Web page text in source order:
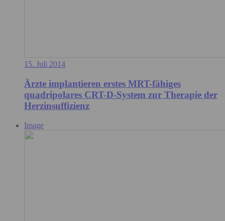
15. Juli 2014
Ärzte implantieren erstes MRT-fähiges
quadripolares CRT-D-System zur Therapie der
Herzinsuffizienz
Image